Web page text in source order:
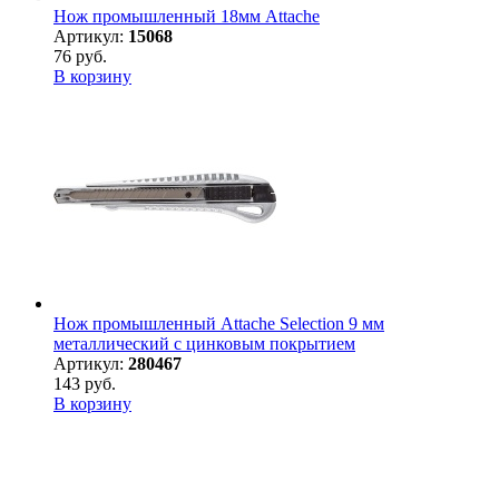
Нож промышленный 18мм Attache
Артикул: 15068
76 руб.
В корзину
Нож промышленный Attache Selection 9 мм
металлический с цинковым покрытием
Артикул: 280467
143 руб.
В корзину